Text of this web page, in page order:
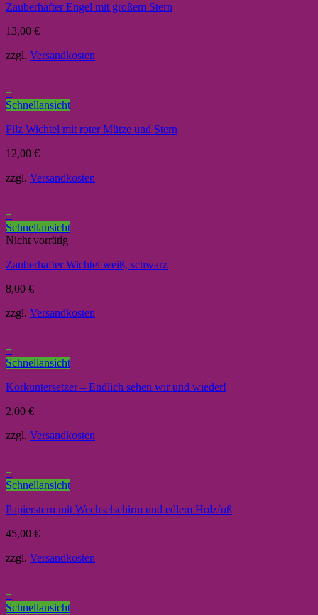
Zauberhafter Engel mit großem Stern
13,00 €
zzgl. Versandkosten
+
Schnellansicht
Filz Wichtel mit roter Mütze und Stern
12,00 €
zzgl. Versandkosten
+
Schnellansicht
Nicht vorrätig
Zauberhafter Wichtel weiß, schwarz
8,00 €
zzgl. Versandkosten
+
Schnellansicht
Korkuntersetzer – Endlich sehen wir und wieder!
2,00 €
zzgl. Versandkosten
+
Schnellansicht
Papierstern mit Wechselschirm und edlem Holzfuß
45,00 €
zzgl. Versandkosten
+
Schnellansicht